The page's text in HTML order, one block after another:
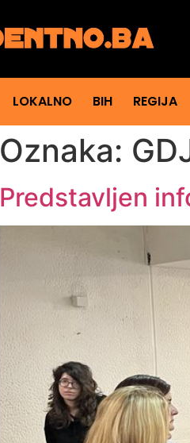
LOKALNO BIH REGIJA
Oznaka:
Predstavljen